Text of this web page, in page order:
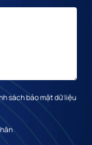
sách bảo mật dữ liệu